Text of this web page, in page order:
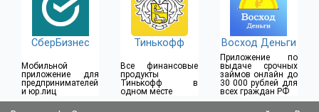
СберБизнес
Мобильной
приложение для
предпринимателей
и юр.лиц
Тинькофф
Все финансовые
продукты
Тинькофф в
одном месте
Восход Деньги
Приложение по
выдаче срочных
займов онлайн до
30 000 рублей для
всех граждан РФ